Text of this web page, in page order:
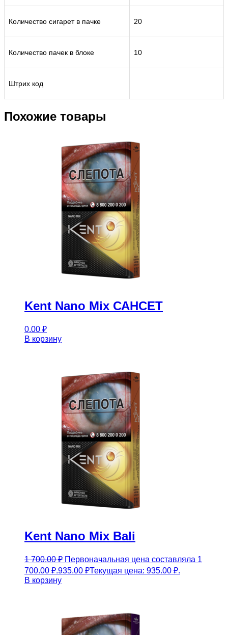
Количество сигарет в пачке 20
Количество пачек в блоке 10
Штрих код
Похожие товары
Kent Nano Mix САНСЕТ
0.00 ₽
В корзину
Kent Nano Mix Bali
1 700.00₽ Первоначальная цена составляла 1
700.00 ₽.935.00 ₽Текущая цена: 935.00 ₽.
В корзину